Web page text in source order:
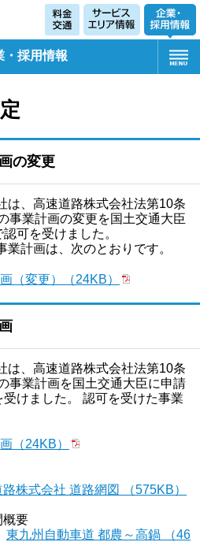
・採用情報
の変更
は、高速道路株式会社法第10条
事業計画の変更を国土交通大臣
可を受けました。
計画は、次のとおりです。
（変更）（24KB）
は、高速道路株式会社法第10条
事業計画を国土交通大臣に申請
けました。 認可を受けた事業
（24KB）
株式会社 道路網図 （575KB）
概要
東九州自動車道 都農～高鍋 （46